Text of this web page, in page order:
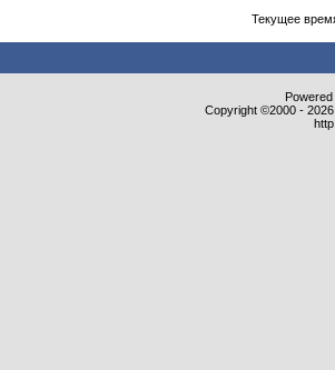
Текущее
Copyright ©2000 -